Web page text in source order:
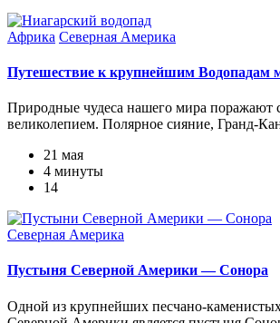
Африка Северная Америка
Путешествие к крупнейшим Водопадам
Природные чудеса нашего мира поражают
великолепием. Полярное сияние, Гранд-
21 мая
4 минуты
14
Северная Америка
Пустыня Северной Америки — Сонора
Одной из крупнейших песчано-